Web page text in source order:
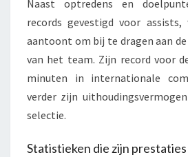
Naast optredens en
records gevestigd voor
aantoont om bij te dragen aan
van het team. Zijn record voor
minuten in internationale
verder zijn
selectie.
Statistieken die zijn